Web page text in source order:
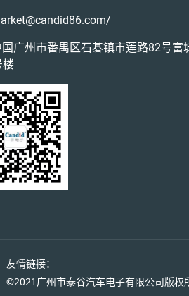
/
广州市番禺区石碁镇市莲路82号富
楼
友情链接：
©2021广州市泰谷汽车电子有限公司版权